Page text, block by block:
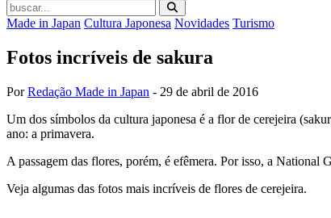
Made in Japan Cultura Japonesa Novidades Turismo
Fotos incríveis de sakura
PorRedação Made in Japan - 29 de abril de 2016
Um dos símbolos da cultura japonesa é a flor de cerejeira
ano: a primavera.
A passagem das flores, porém, é efêmera. Por isso, a
Veja algumas das fotos mais incríveis de flores de cerejeira.